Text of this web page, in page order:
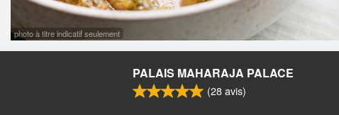
photo à titre indicatif seulement
PALAIS MAHARAJA PALACE
(28avis)